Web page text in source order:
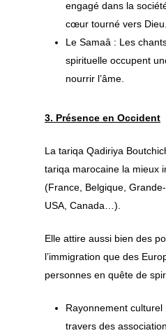
engagé dans la
cœur tourné vers Dieu.
Le Samaâ : Les
spirituelle occupent
nourrir l’âme.
3. Présence en Occident
La tariqa Qadiriya
tariqa marocaine la mieux
(France, Belgique,
USA, Canada…).
Elle attire aussi bien des
l’immigration que des
personnes en quête de
Rayonnement
travers des